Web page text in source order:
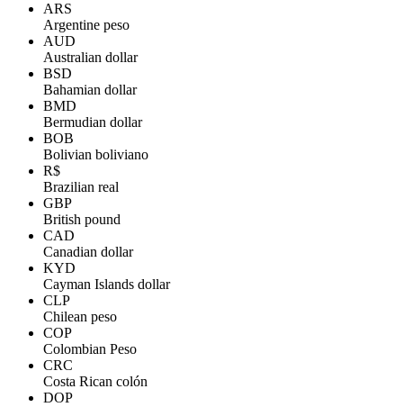
ARS
Argentine peso
AUD
Australian dollar
BSD
Bahamian dollar
BMD
Bermudian dollar
BOB
Bolivian boliviano
R$
Brazilian real
GBP
British pound
CAD
Canadian dollar
KYD
Cayman Islands dollar
CLP
Chilean peso
COP
Colombian Peso
CRC
Costa Rican colón
DOP